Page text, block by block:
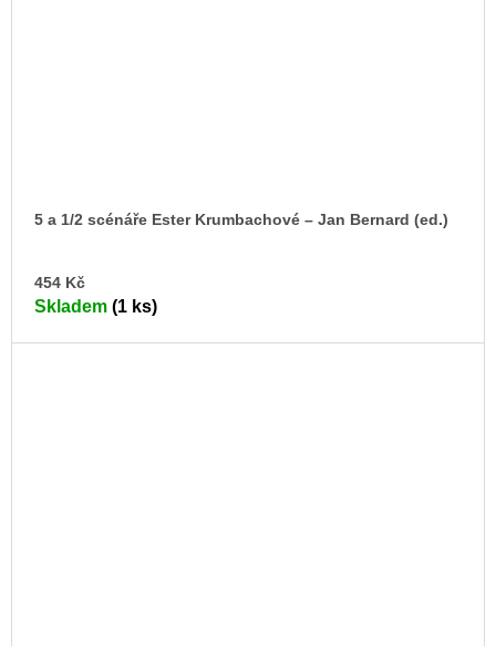
5 a 1/2 scénáře Ester Krumbachové –⁠ Jan Bernard (ed.)
454 Kč
Skladem (1 ks)